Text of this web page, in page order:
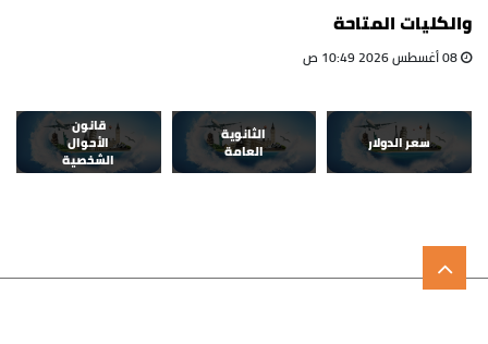
والكليات المتاحة
سعر الدولار
الثانوية
العامة
قانون
الأحوال
الشخصية